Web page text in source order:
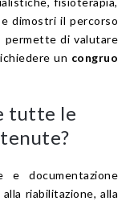
dimostri il percorso
permette di valutare
un congruo
tutte le
e documentazione
riabilitazione, alla